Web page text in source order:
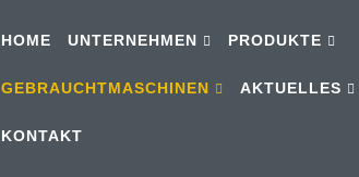
HOME UNTERNEHMEN PRODUKTE
GEBRAUCHTMASCHINEN AKTUELLES
KONTAKT